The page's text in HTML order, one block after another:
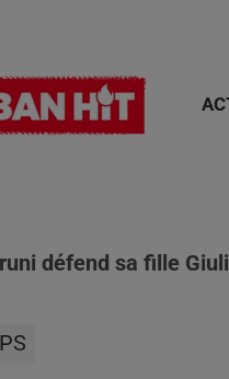
défend sa fille